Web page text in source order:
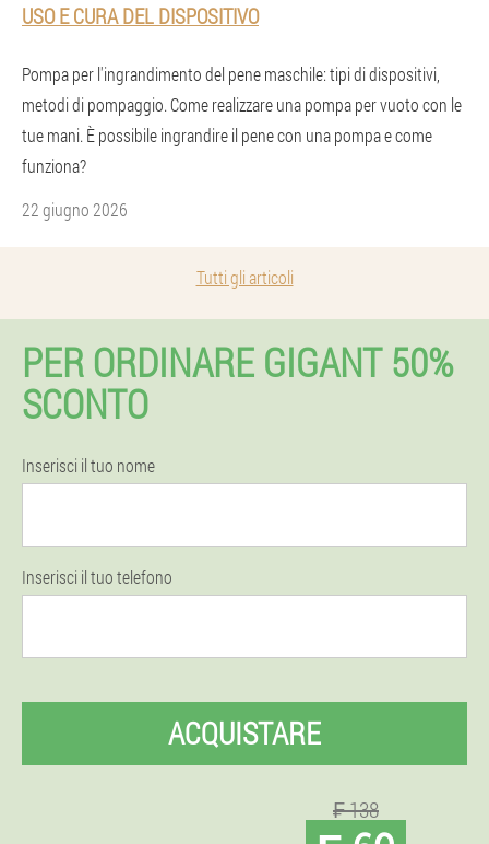
USO E CURA DEL DISPOSITIVO
Pompa per l'ingrandimento del pene maschile: tipi di dispositivi,
metodi di pompaggio. Come realizzare una pompa per vuoto con le
tue mani. È possibile ingrandire il pene con una pompa e come
funziona?
22 giugno 2026
Tutti gli articoli
PER ORDINARE GIGANT 50%
SCONTO
Inserisci il tuo nome
Inserisci il tuo telefono
ACQUISTARE
₣ 138